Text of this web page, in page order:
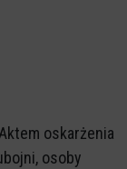
oskarżenia
osoby